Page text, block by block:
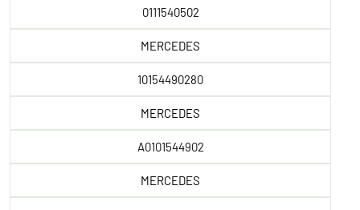
0111540502
MERCEDES
10154490280
MERCEDES
A0101544902
MERCEDES